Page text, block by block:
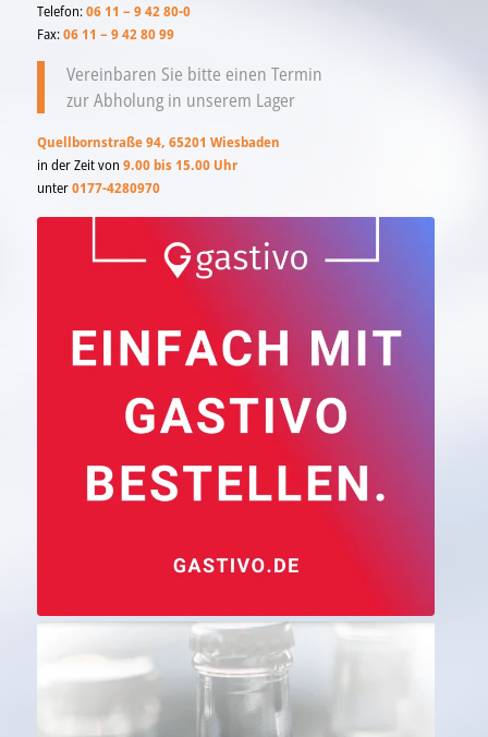
Telefon:06 11 – 9 42 80-0
Fax:06 11 – 9 42 80 99
Vereinbaren Sie bitte einen Termin
zur Abholung in unserem Lager
Quellbornstraße 94, 65201 Wiesbaden
in der Zeit von 9.00 bis 15.00 Uhr
unter0177-4280970
Jetzt mehr erfahren…